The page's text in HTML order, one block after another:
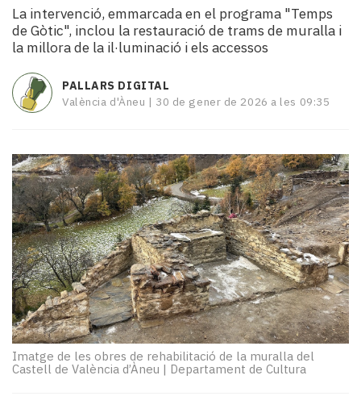
Cultura
Esports
Mai
tant!
TV
i
temps
Reportatges
Entrevistes
Enquestes
A
escena!
Dis
la
teva!
Subscriptors
La
newsletter
La intervenció, emmarcada en el programa "Temps
de Gòtic", inclou la restauració de trams de muralla i
la millora de la il·luminació i els accessos
PALLARS DIGITAL
València d'Àneu | 30 de gener de 2026 a les 09:35
Imatge de les obres de rehabilitació de la muralla del
Castell de València d’Àneu | Departament de Cultura